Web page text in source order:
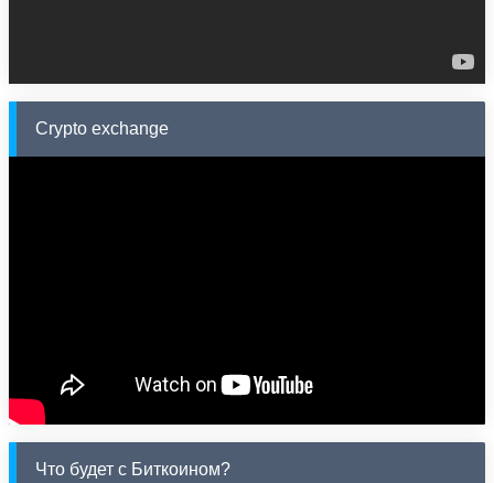
Crypto exchange
Что будет с Биткоином?